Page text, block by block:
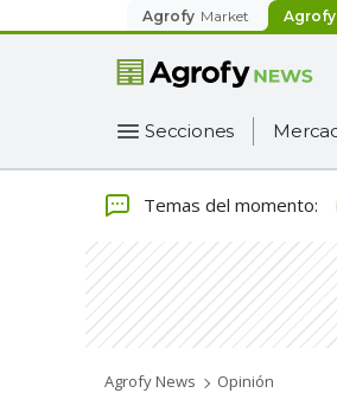
Agrofy Market Agrofy
Secciones
Temas del momento:
Agrofy News Opinión